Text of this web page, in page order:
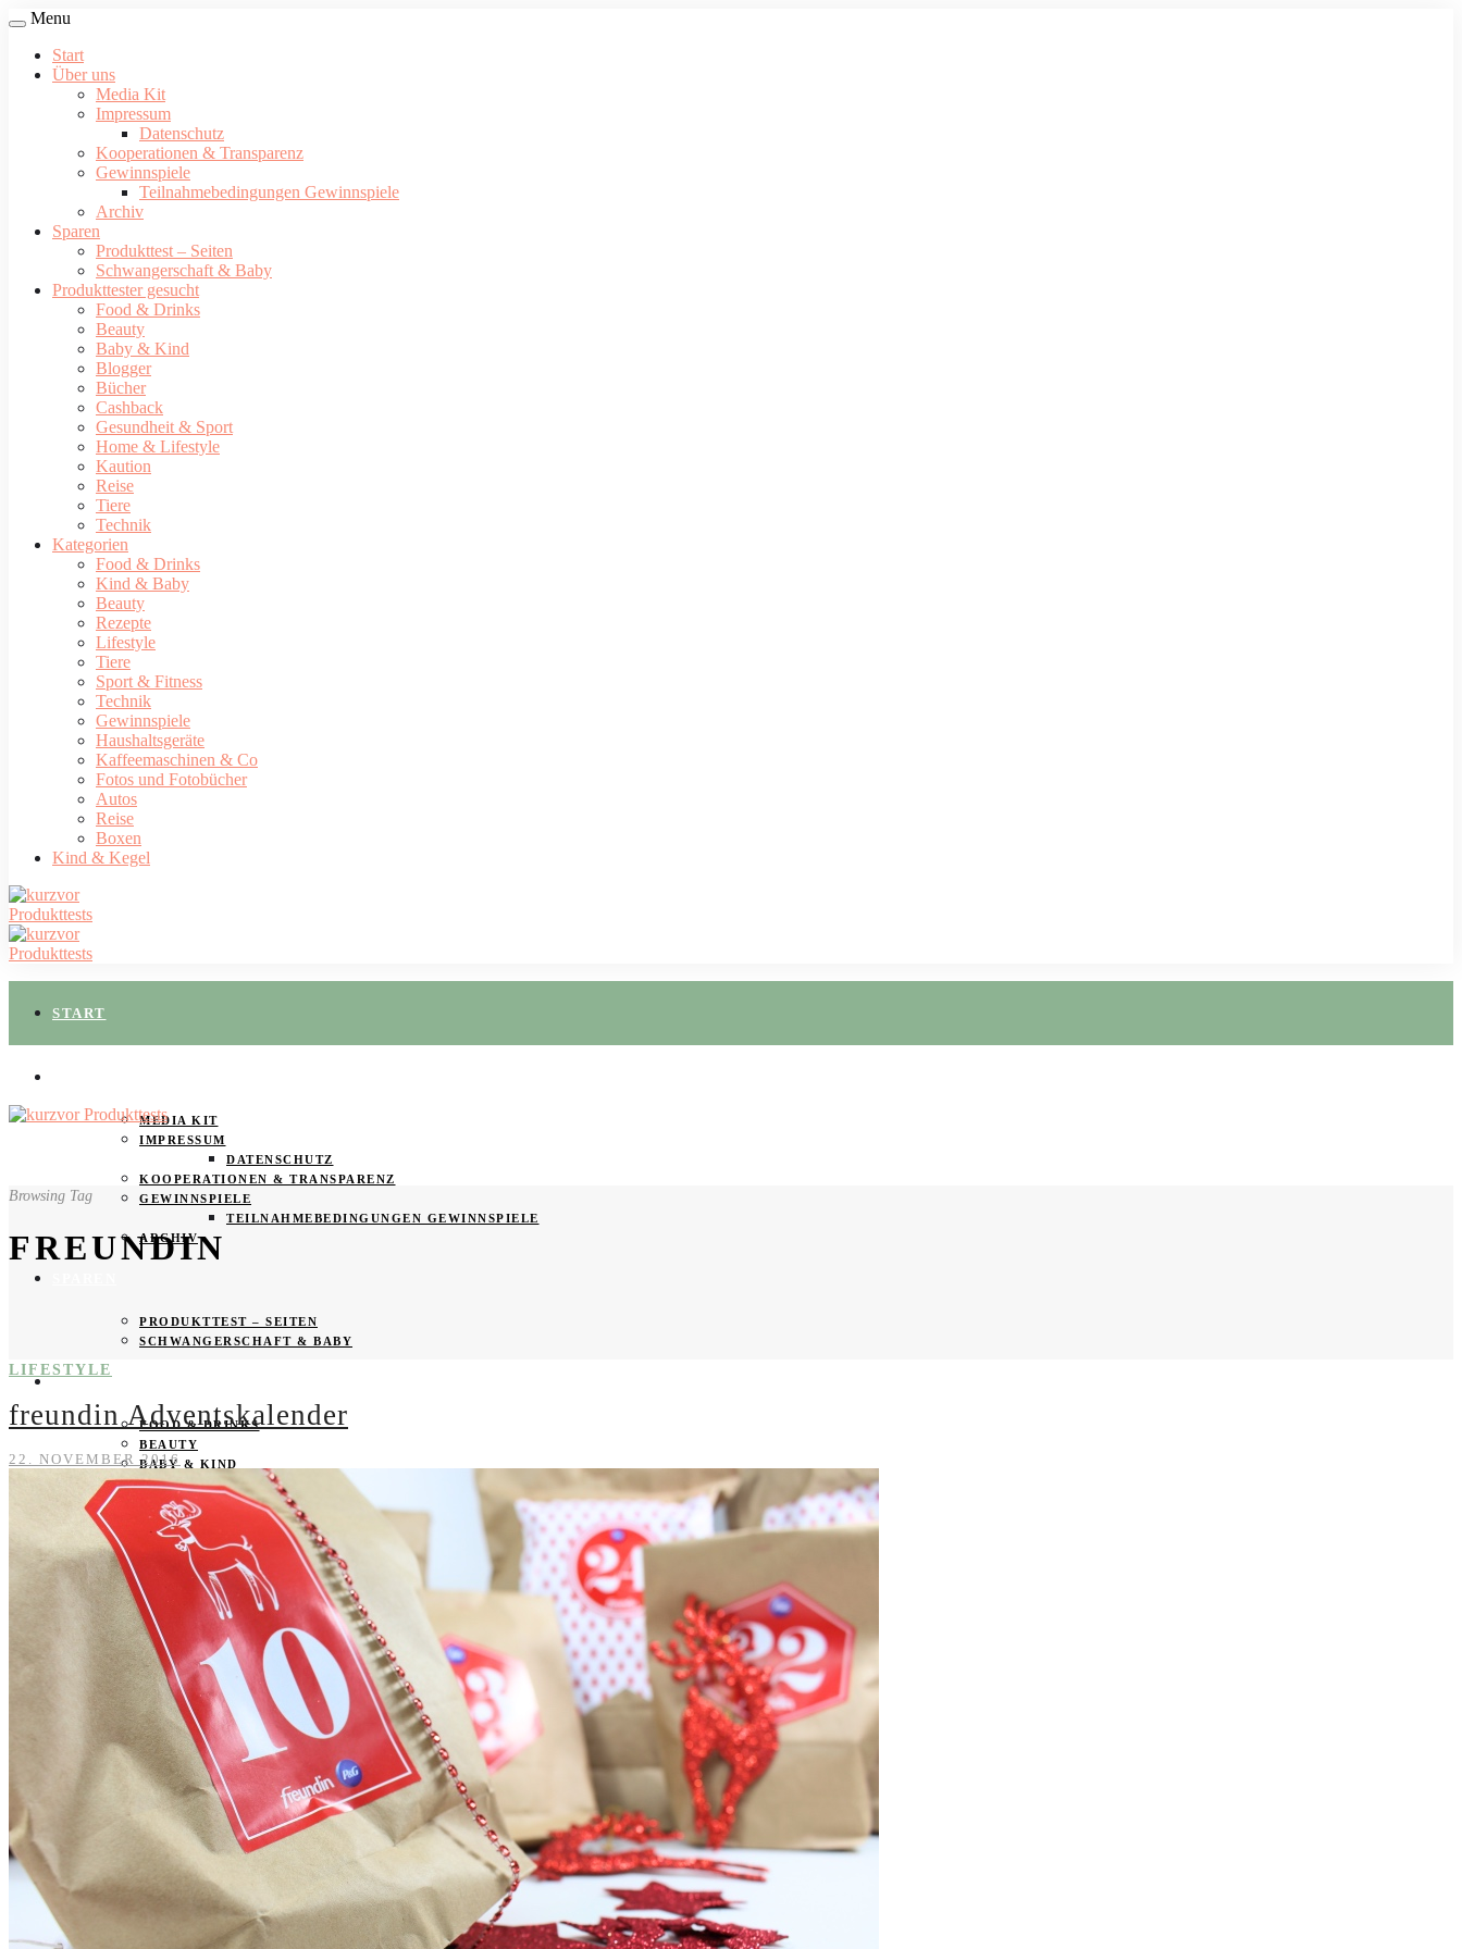
Menu
Start
Über uns
Media Kit
Impressum
Datenschutz
Kooperationen & Transparenz
Gewinnspiele
Teilnahmebedingungen Gewinnspiele
Archiv
Sparen
Produkttest – Seiten
Schwangerschaft & Baby
Produkttester gesucht
Food & Drinks
Beauty
Baby & Kind
Blogger
Bücher
Cashback
Gesundheit & Sport
Home & Lifestyle
Kaution
Reise
Tiere
Technik
Kategorien
Food & Drinks
Kind & Baby
Beauty
Rezepte
Lifestyle
Tiere
Sport & Fitness
Technik
Gewinnspiele
Haushaltsgeräte
Kaffeemaschinen & Co
Fotos und Fotobücher
Autos
Reise
Boxen
Kind & Kegel
START
MEDIA KIT
IMPRESSUM
DATENSCHUTZ
KOOPERATIONEN & TRANSPARENZ
GEWINNSPIELE
TEILNAHMEBEDINGUNGEN GEWINNSPIELE
ARCHIV
PRODUKTTEST – SEITEN
SCHWANGERSCHAFT & BABY
PRODUKTTESTER GESUCHT
FOOD & DRINKS
BEAUTY
BABY & KIND
BLOGGER
BÜCHER
CASHBACK
GESUNDHEIT & SPORT
HOME & LIFESTYLE
KAUTION
REISE
TIERE
TECHNIK
KATEGORIEN
FOOD & DRINKS
KIND & BABY
BEAUTY
REZEPTE
LIFESTYLE
SPORT & FITNESS
GEWINNSPIELE
HAUSHALTSGERÄTE
KAFFEEMASCHINEN & CO
FOTOS UND FOTOBÜCHER
Browsing Tag
FREUNDIN
LIFESTYLE
freundin Adventskalender
22. NOVEMBER 2016